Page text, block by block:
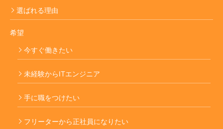
選ばれる理由
希望
今すぐ働きたい
未経験からITエンジニア
手に職をつけたい
フリーターから正社員になりたい